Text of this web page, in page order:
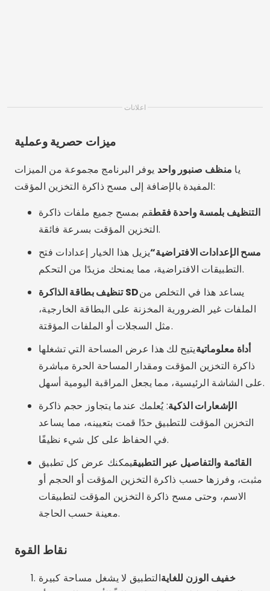
اعلانات
ميزات حصرية وعملية
يا منظف صنبور واحد يوفر البرنامج مجموعة من الميزات
المفيدة بالإضافة إلى مسح ذاكرة التخزين المؤقت:
التنظيف بلمسة واحدة فقطقم بمسح جميع ملفات ذاكرة
التخزين المؤقت بسرعة فائقة.
مسح الإعدادات الافتراضية“يزيل هذا الخيار إعدادات فتح
التطبيقات الافتراضية، مما يمنحك مزيدًا من التحكم.
تنظيف بطاقة الذاكرة SDيساعد هذا في التخلص من
الملفات غير الضرورية المخزنة على البطاقة الخارجية،
مثل السجلات أو الملفات المؤقتة.
أداة معلوماتيةيتيح لك هذا عرض المساحة التي تشغلها
ذاكرة التخزين المؤقت ومقدار المساحة الحرة مباشرة
على الشاشة الرئيسية، مما يجعل المراقبة اليومية أسهل.
الإشعارات الذكية: يُعلمك عندما يتجاوز حجم ذاكرة
التخزين المؤقت للتطبيق حدًا قمت بتعيينه، مما يساعد
في الحفاظ على كل شيء نظيفًا.
القائمة والتفاصيل عبر التطبيقيمكنك عرض كل تطبيق
مثبت، وفرزها حسب ذاكرة التخزين المؤقت أو الحجم أو
الاسم، وحتى مسح ذاكرة التخزين المؤقت لتطبيقات
معينة حسب الحاجة.
نقاط القوة
خفيف الوزن للغايةالتطبيق لا يشغل مساحة كبيرة